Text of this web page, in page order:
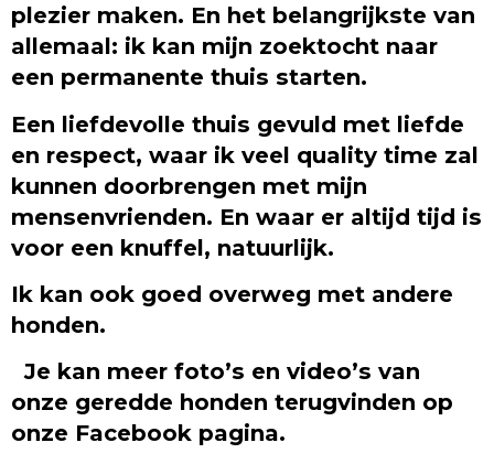
plezier maken. En het belangrijkste van
allemaal: ik kan mijn zoektocht naar
een permanente thuis starten.
Een liefdevolle thuis gevuld met liefde
en respect, waar ik veel quality time zal
kunnen doorbrengen met mijn
mensenvrienden. En waar er altijd tijd is
voor een knuffel, natuurlijk.
Ik kan ook goed overweg met andere
honden.
Je kan meer foto’s en video’s van
onze geredde honden terugvinden op
onze Facebook pagina.